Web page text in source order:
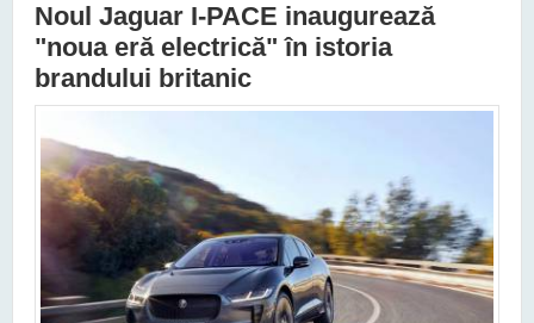
Noul Jaguar I-PACE inaugurează
"noua eră electrică" în istoria
brandului britanic